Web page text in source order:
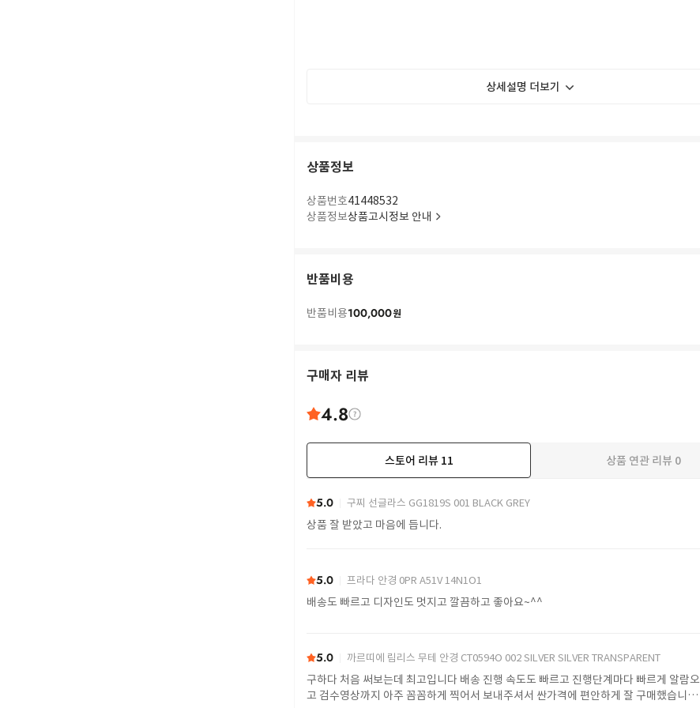
상세설명 더보기
상품정보
상품번호41448532
상품정보상품고시정보 안내
반품비용
반품비용100,000원
구매자 리뷰
4.8
스토어 리뷰 11 상품 연관 리뷰 0
5.0 구찌 선글라스 GG1819S 001 BLACK GREY
상품 잘 받았고 마음에 듭니다.
5.0 프라다 안경 0PR A51V 14N1O1
배송도 빠르고 디자인도 멋지고 깔끔하고 좋아요~^^
5.0 까르띠에 림리스 무테 안경 CT0594O 002 SILVER SILVER TRANSPARENT
구하다 처음 써보는데 최고입니다 배송 진행 속도도 빠르고 진행단계마다 빠르게 알람오
고 검수영상까지 아주 꼼꼼하게 찍어서 보내주셔서 싼가격에 편안하게 잘 구매했습니다.